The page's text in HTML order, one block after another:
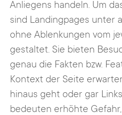
Anliegens handeln. Um
sind Landingpages unter
ohne Ablenkungen vom
gestaltet. Sie bieten
genau die Fakten bzw.
Kontext der Seite
hinaus geht oder gar
bedeuten erhöhte